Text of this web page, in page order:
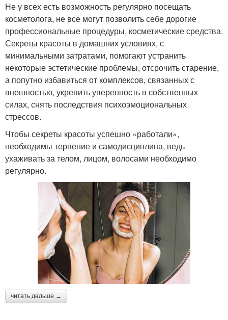
Не у всех есть возможность регулярно посещать
косметолога, не все могут позволить себе дорогие
профессиональные процедуры, косметические средства.
Секреты красоты в домашних условиях, с
минимальными затратами, помогают устранить
некоторые эстетические проблемы, отсрочить старение,
а попутно избавиться от комплексов, связанных с
внешностью, укрепить уверенность в собственных
силах, снять последствия психоэмоциональных
стрессов.
Чтобы секреты красоты успешно «работали»,
необходимы терпение и самодисциплина, ведь
ухаживать за телом, лицом, волосами необходимо
регулярно.
читать дальше →